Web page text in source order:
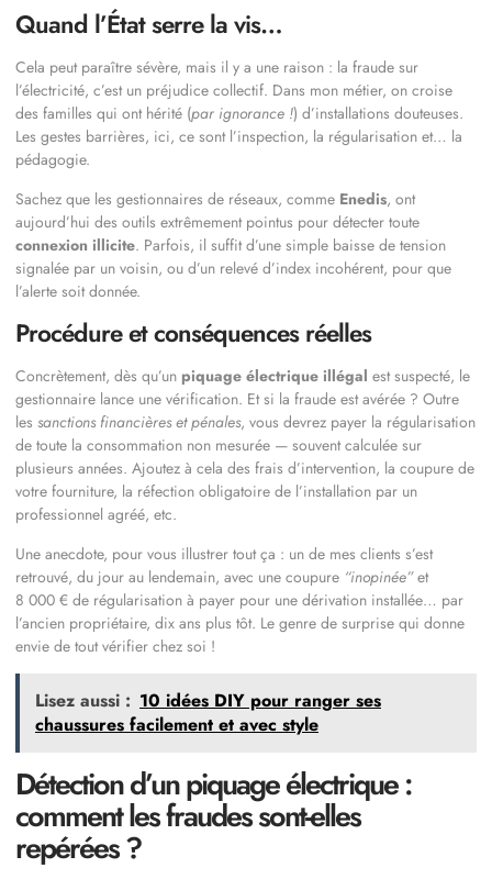
Quand l’État serre la vis…
Cela peut paraître sévère, mais il y a une raison : la fraude sur
l’électricité, c’est un préjudice collectif. Dans mon métier, on croise
des familles qui ont hérité (par ignorance !) d’installations douteuses.
Les gestes barrières, ici, ce sont l’inspection, la régularisation et… la
pédagogie.
Sachez que les gestionnaires de réseaux, comme Enedis, ont
aujourd’hui des outils extrêmement pointus pour détecter toute
connexion illicite. Parfois, il suffit d’une simple baisse de tension
signalée par un voisin, ou d’un relevé d’index incohérent, pour que
l’alerte soit donnée.
Procédure et conséquences réelles
Concrètement, dès qu’un piquage électrique illégal est suspecté, le
gestionnaire lance une vérification. Et si la fraude est avérée ? Outre
les sanctions financières et pénales, vous devrez payer la régularisation
de toute la consommation non mesurée — souvent calculée sur
plusieurs années. Ajoutez à cela des frais d’intervention, la coupure de
votre fourniture, la réfection obligatoire de l’installation par un
professionnel agréé, etc.
Une anecdote, pour vous illustrer tout ça : un de mes clients s’est
retrouvé, du jour au lendemain, avec une coupure “inopinée”et
8 000 € de régularisation à payer pour une dérivation installée… par
l’ancien propriétaire, dix ans plus tôt. Le genre de surprise qui donne
envie de tout vérifier chez soi !
Lisez aussi : 10 idées DIY pour ranger ses
chaussures facilement et avec style
Détection d’un piquage électrique :
comment les fraudes sont-elles
repérées ?